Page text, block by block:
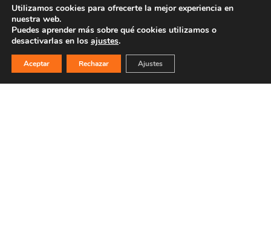
PULSA PARA MÁS INFORMACIÓN
Utilizamos cookies para ofrecerte la mejor experiencia en
nuestra web.
Puedes aprender más sobre qué cookies utilizamos o
desactivarlas en los ajustes.
Aceptar Rechazar Ajustes